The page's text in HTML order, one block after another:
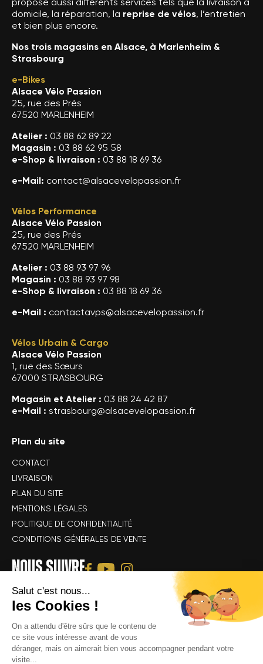
domicile, la réparation, la reprise de vélos, l’entretien
et bien plus encore.
Nos trois magasins en Alsace, à Marlenheim &
Strasbourg
e-Bikes
Alsace Vélo Passion
25, rue des Prés
67520 MARLENHEIM
Atelier : 03 88 62 89 22
Magasin : 03 88 62 95 58
e-Shop & livraison : 03 88 18 69 36
e-Mail: contact@alsacevelopassion.fr
Vélos Performance
Alsace Vélo Passion
25, rue des Prés
67520 MARLENHEIM
Atelier : 03 88 93 97 96
Magasin : 03 88 93 97 98
e-Shop & livraison : 03 88 18 69 36
e-Mail : contactavps@alsacevelopassion.fr
Vélos Urbain & Cargo
Alsace Vélo Passion
1, rue des Sœurs
67000 STRASBOURG
Magasin et Atelier : 03 88 24 42 87
e-Mail : strasbourg@alsacevelopassion.fr
Plan du site
CONTACT
LIVRAISON
PLAN DU SITE
MENTIONS LÉGALES
POLITIQUE DE CONFIDENTIALITÉ
CONDITIONS GÉNÉRALES DE VENTE
NOUS SUIVRE
Tous droits réservés Alsace Velo Passion © -Achat & location de vélos
électriques : VTT, VTC, vélo de route, vélo gravel, speedbike, vélo
Salut c'est nous...
les Cookies !
On a attendu d'être sûrs que le contenu de
ce site vous intéresse avant de vous
déranger, mais on aimerait bien vous accompagner pendant votre
visite...